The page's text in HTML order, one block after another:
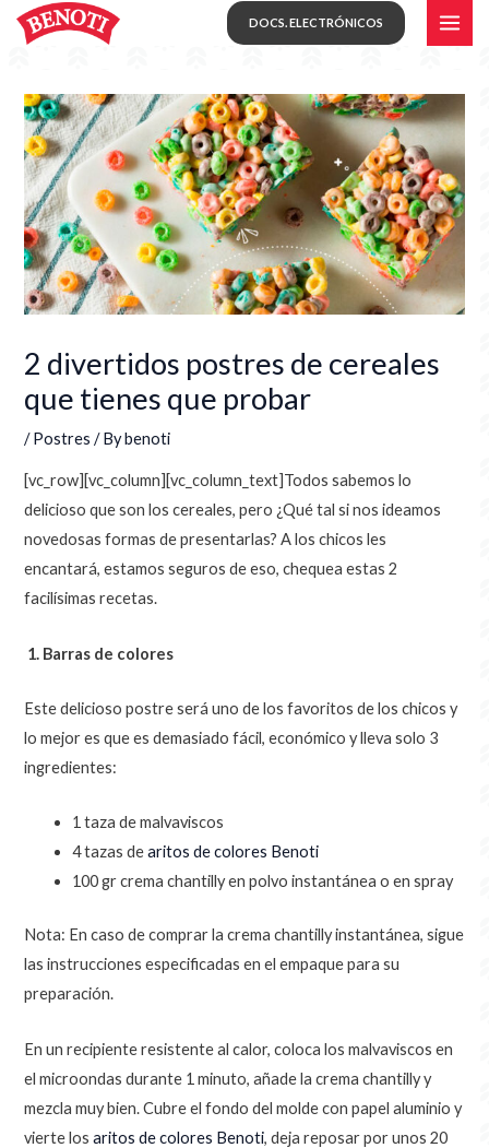
Skip
DOCS. ELECTRÓNICOS
2 divertidos postres de cereales
que tienes que probar
/Postres / Bybenoti
[vc_row][vc_column][vc_column_text] Todos sabemos lo
delicioso que son los cereales, pero ¿Qué tal si nos ideamos
novedosas formas de presentarlas? A los chicos les
encantará, estamos seguros de eso, chequea estas 2
facilísimas recetas.
1. Barras de colores
Este delicioso postre será uno de los favoritos de los chicos y
lo mejor es que es demasiado fácil, económico y lleva solo 3
ingredientes:
1 taza de malvaviscos
4 tazas dearitos de colores Benoti
100 gr crema chantilly en polvo instantánea o en spray
Nota: En caso de comprar la crema chantilly instantánea, sigue
las instrucciones especificadas en el empaque para su
preparación.
En un recipiente resistente al calor, coloca los malvaviscos en
el microondas durante 1 minuto, añade la crema chantilly y
mezcla muy bien. Cubre el fondo del molde con papel aluminio y
vierte losaritos de colores Benoti, deja reposar por unos 20